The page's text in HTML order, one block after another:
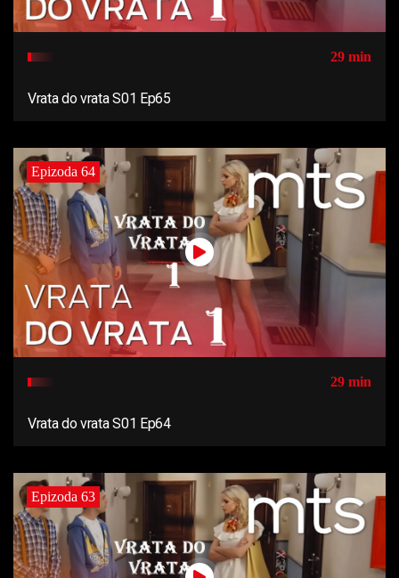
29 min
Vrata do vrata S01 Ep65
Epizoda 64
29 min
Vrata do vrata S01 Ep64
Epizoda 63